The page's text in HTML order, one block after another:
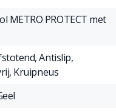
METRO PROTECT met
Antislip,
Kruipneus